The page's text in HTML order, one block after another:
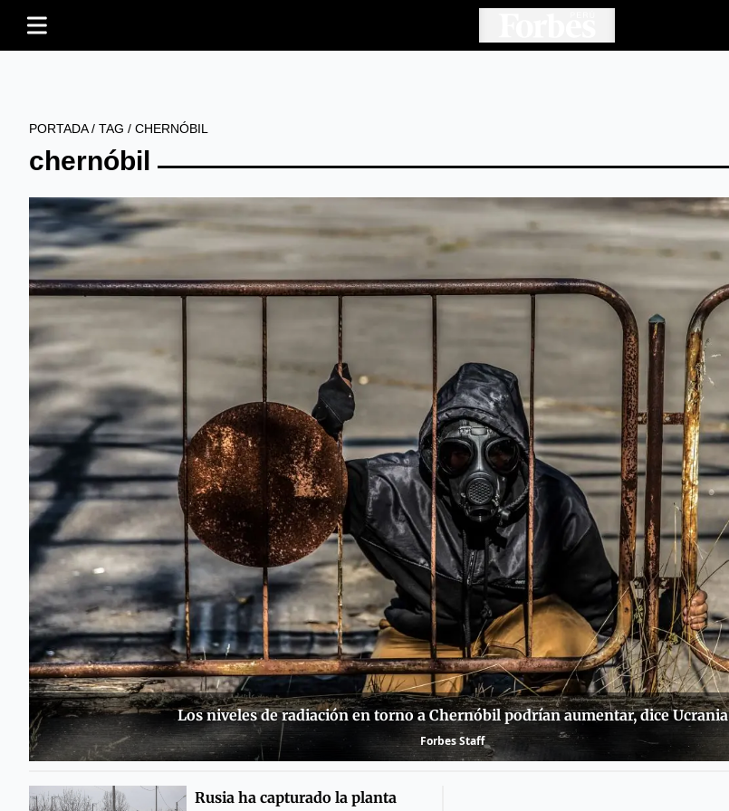
PORTADA/ TAG / CHERNÓBIL
chernóbil
Los niveles de radiación en torno a Chernóbil podrían aumentar, dice Ucrania
Forbes Staff
Rusia ha capturado la planta